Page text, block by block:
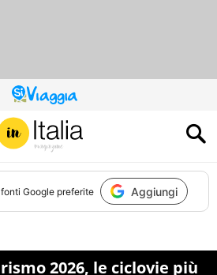
QUESTO
SITO
CONTRIBUISCE
ALL’AUDIENCE
DI
Google preferite Aggiungi
2026, le ciclovie più